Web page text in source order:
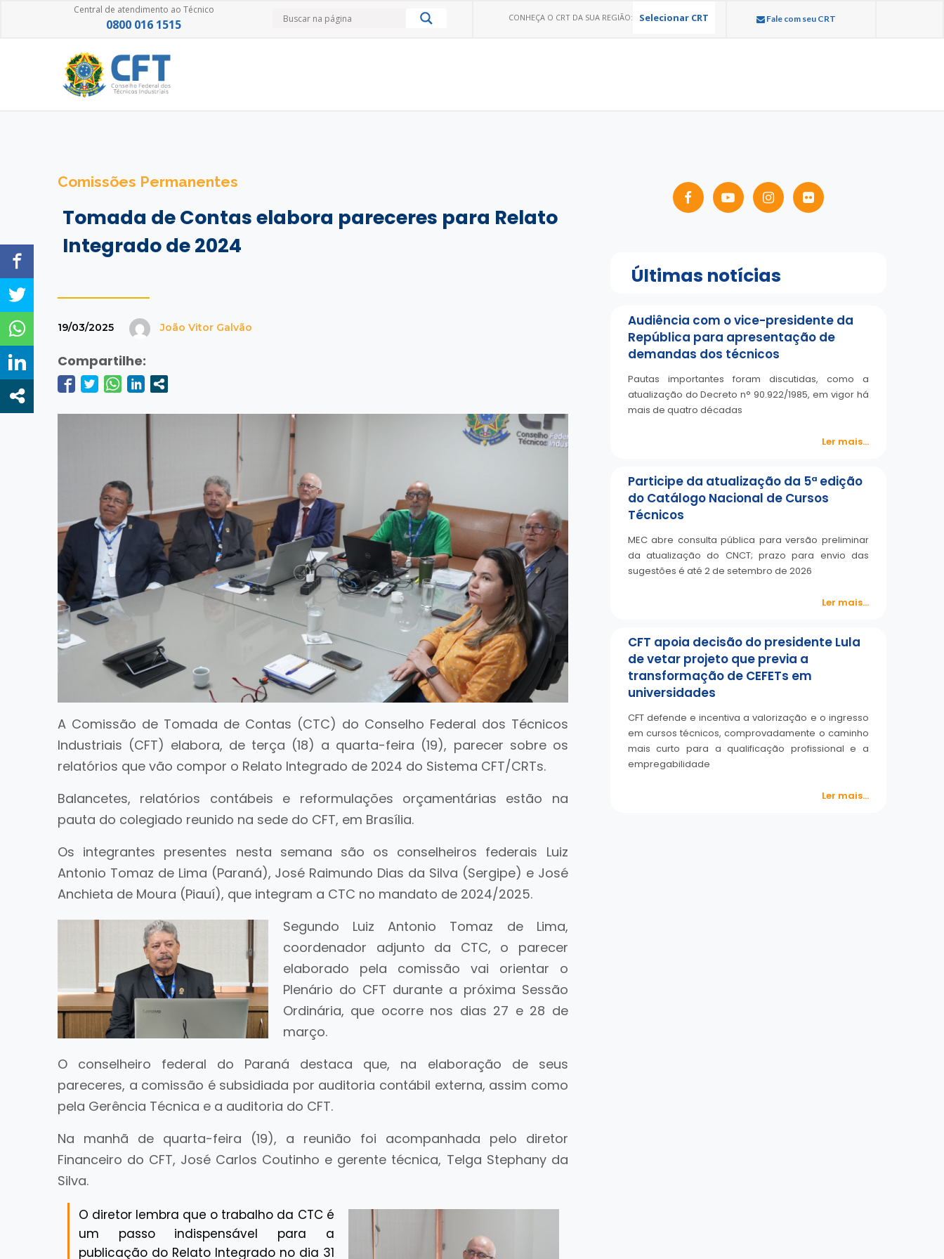
Central de atendimento ao Técnico
0800 016 1515 CONHEÇA O CRT DA SUA REGIÃO: Selecionar CRT Fale com seu CRT
Comissões Permanentes
Tomada de Contas elabora pareceres para Relato
Integrado de 2024
19/03/2025 João Vitor Galvão
Compartilhe:
A Comissão de Tomada de Contas (CTC) do Conselho Federal dos Técnicos
Industriais (CFT) elabora, de terça (18) a quarta-feira (19), parecer sobre os
relatórios que vão compor o Relato Integrado de 2024 do Sistema CFT/CRTs.
Balancetes, relatórios contábeis e reformulações orçamentárias estão na
pauta do colegiado reunido na sede do CFT, em Brasília.
Os integrantes presentes nesta semana são os conselheiros federais Luiz
Antonio Tomaz de Lima (Paraná), José Raimundo Dias da Silva (Sergipe) e José
Anchieta de Moura (Piauí), que integram a CTC no mandato de 2024/2025.
Segundo Luiz Antonio Tomaz de Lima,
coordenador adjunto da CTC, o parecer
elaborado pela comissão vai orientar o
Plenário do CFT durante a próxima Sessão
Ordinária, que ocorre nos dias 27 e 28 de
março.
O conselheiro federal do Paraná destaca que, na elaboração de seus
pareceres, a comissão é subsidiada por auditoria contábil externa, assim como
pela Gerência Técnica e a auditoria do CFT.
Na manhã de quarta-feira (19), a reunião foi acompanhada pelo diretor
Financeiro do CFT, José Carlos Coutinho e gerente técnica, Telga Stephany da
Silva.
O diretor lembra que o trabalho da CTC é
um passo indispensável para a
publicação do Relato Integrado no dia 31
Últimas notícias
Audiência com o vice-presidente da
República para apresentação de
demandas dos técnicos
Pautas importantes foram discutidas, como a
atualização do Decreto n° 90.922/1985, em vigor há
mais de quatro décadas
Ler mais...
Participe da atualização da 5ª edição
do Catálogo Nacional de Cursos
Técnicos
MEC abre consulta pública para versão preliminar
da atualização do CNCT; prazo para envio das
sugestões é até 2 de setembro de 2026
Ler mais...
CFT apoia decisão do presidente Lula
de vetar projeto que previa a
transformação de CEFETs em
universidades
CFT defende e incentiva a valorização e o ingresso
em cursos técnicos, comprovadamente o caminho
mais curto para a qualificação profissional e a
empregabilidade
Ler mais...